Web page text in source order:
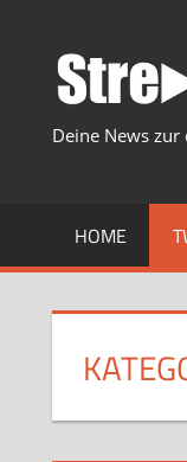
springen
Deine News
HOME